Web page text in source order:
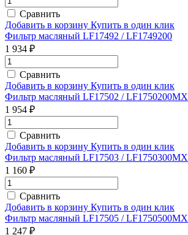
Сравнить
Добавить в корзину Купить в один клик
Фильтр масляный LF17492 / LF1749200
1 934 ₽
Сравнить
Добавить в корзину Купить в один клик
Фильтр масляный LF17502 / LF1750200MX
1 954 ₽
Сравнить
Добавить в корзину Купить в один клик
Фильтр масляный LF17503 / LF1750300MX
1 160 ₽
Сравнить
Добавить в корзину Купить в один клик
Фильтр масляный LF17505 / LF1750500MX
1 247 ₽